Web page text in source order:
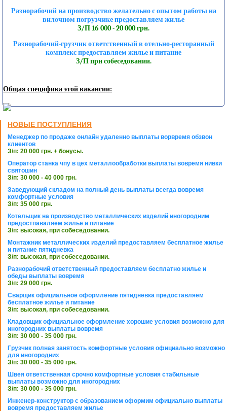
Разнорабочий на производство желательно с опытом работы на
вилочном погрузчике предоставляем жилье
З/П 16 000 - 20 000 грн.
Разнорабочий-грузчик ответственный в отельно-ресторанный
комплекс предоставляем жилье и питание
З/П при собеседовании.
Общая специфика этой вакансии:
НОВЫЕ ПОСТУПЛЕНИЯ
Менеджер по продаже онлайн удаленно выплаты ворвремя обзвон
клиентов
З/п: 20 000 грн. + бонусы.
Оператор станка чпу в цех металлообработки выплаты вовремя нивки
святошин
З/п: 30 000 - 40 000 грн.
Заведующий складом на полный день выплаты всегда вовремя
комфортные условия
З/п: 35 000 грн.
Котельщик на производство металлических изделий иногородним
предостпаваляем жилье и питание
З/п: высокая, при собеседовании.
Монтажник металлических изделий предоставляем бесплатное жилье
и питание пятидневка
З/п: высокая, при собеседовании.
Разнорабочий ответственный предоставляем бесплатно жилье и
обеды выплаты вовремя
З/п: 29 000 грн.
Сварщик официальное оформление пятидневка предоставляем
бесплатное жилье и питание
З/п: высокая, при собеседовании.
Кладовщик официальное оформление хорошие условия возможно для
иногородних выплаты вовремя
З/п: 30 000 - 35 000 грн.
Грузчик полная занятость комфортные условия официально возможно
для иногородних
З/п: 30 000 - 35 000 грн.
Швея ответственная срочно комфортные условия стабильные
выплаты возможно для иногородних
З/п: 30 000 - 35 000 грн.
Инженер-конструктор с образованием оформим официально выплаты
вовремя предоставляем жилье